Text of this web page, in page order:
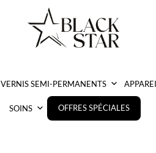
VERNIS SEMI-PERMANENTS
SOINS OFFRES SPÉCIALES